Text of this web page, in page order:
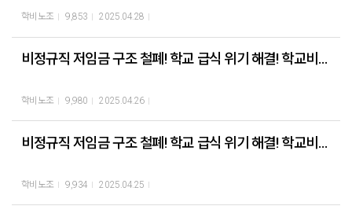
와 정치는 어디에 있느냐"라고 분노하며 산재근로자의 날 국가기념일 제정에
사진을 들고 기자회견을 진행한 참가자들은 그들을 추모하는 '다이인' 퍼포먼
질적으로 보장하라. - 학교비정규직노동자 안전하고 건강하게 일할 권리 보장
하라! - 국가는 산업재해 피해 노동자 체계적으로 지원하라!
위해 요구안 챙겨서 해결하도록 하겠다.”라고 약속했다. 국회 교육위원회 김문
수 의원은 단식농성 중인 대표자들의 건강을 걱정하며 “50년 전 전태일 열사의
인간답게 살고 싶다! 는 외침이 아직도 해결되지 못하다니 부끄럽다”라며 “당당
한 교육의 주체로 인정받을 수 있도록 최선을 다해 법을 발의하겠다.”라고 학교
학비노조 9,853 2025.04.28
비정규직 저임금 구조 철폐! 학교 급식 위기 해결! 학교비정규직연대회의 대표단 단식농성 5일차
학비노조 9,980 2025.04.26
비정규직 저임금 구조 철폐! 학교 급식 위기 해결! 학교비정규직연대회의 대표단 단식농성 4일차
학비노조 9,934 2025.04.25